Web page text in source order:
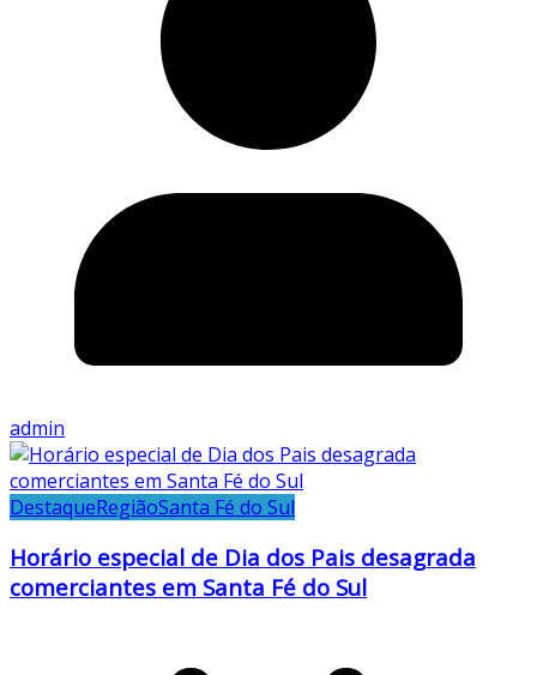
admin
DestaqueRegiãoSanta Fé do Sul
Horário especial de Dia dos Pais desagrada
comerciantes em Santa Fé do Sul